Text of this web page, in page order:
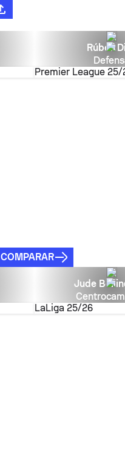
Rúben
Premier League 25/
COMPARAR
Jude
LaLiga 25/26